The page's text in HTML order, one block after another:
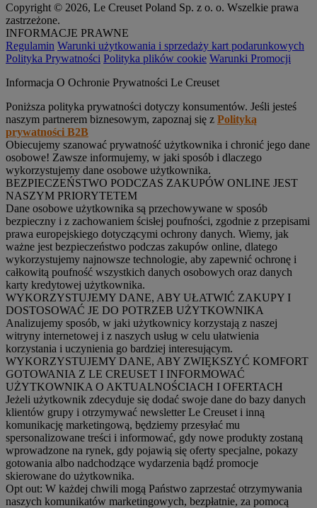
Copyright © 2026, Le Creuset Poland Sp. z o. o. Wszelkie prawa
zastrzeżone.
INFORMACJE PRAWNE
Regulamin Warunki użytkowania i sprzedaży kart podarunkowych
Polityka Prywatności Polityka plików cookie Warunki Promocji
Informacja O Ochronie Prywatności Le Creuset
Poniższa polityka prywatności dotyczy konsumentów. Jeśli jesteś
naszym partnerem biznesowym, zapoznaj się z Polityką
prywatności B2B
Obiecujemy szanować prywatność użytkownika i chronić jego dane
osobowe! Zawsze informujemy, w jaki sposób i dlaczego
wykorzystujemy dane osobowe użytkownika.
BEZPIECZEŃSTWO PODCZAS ZAKUPÓW ONLINE JEST
NASZYM PRIORYTETEM
Dane osobowe użytkownika są przechowywane w sposób
bezpieczny i z zachowaniem ścisłej poufności, zgodnie z przepisami
prawa europejskiego dotyczącymi ochrony danych. Wiemy, jak
ważne jest bezpieczeństwo podczas zakupów online, dlatego
wykorzystujemy najnowsze technologie, aby zapewnić ochronę i
całkowitą poufność wszystkich danych osobowych oraz danych
karty kredytowej użytkownika.
WYKORZYSTUJEMY DANE, ABY UŁATWIĆ ZAKUPY I
DOSTOSOWAĆ JE DO POTRZEB UŻYTKOWNIKA
Analizujemy sposób, w jaki użytkownicy korzystają z naszej
witryny internetowej i z naszych usług w celu ułatwienia
korzystania i uczynienia go bardziej interesującym.
WYKORZYSTUJEMY DANE, ABY ZWIĘKSZYĆ KOMFORT
GOTOWANIA Z LE CREUSET I INFORMOWAĆ
UŻYTKOWNIKA O AKTUALNOŚCIACH I OFERTACH
Jeżeli użytkownik zdecyduje się dodać swoje dane do bazy danych
klientów grupy i otrzymywać newsletter Le Creuset i inną
komunikację marketingową, będziemy przesyłać mu
spersonalizowane treści i informować, gdy nowe produkty zostaną
wprowadzone na rynek, gdy pojawią się oferty specjalne, pokazy
gotowania albo nadchodzące wydarzenia bądź promocje
skierowane do użytkownika.
Opt out: W każdej chwili mogą Państwo zaprzestać otrzymywania
naszych komunikatów marketingowych, bezpłatnie, za pomocą